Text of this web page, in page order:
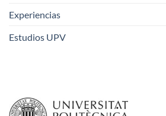
Experiencias
Estudios UPV